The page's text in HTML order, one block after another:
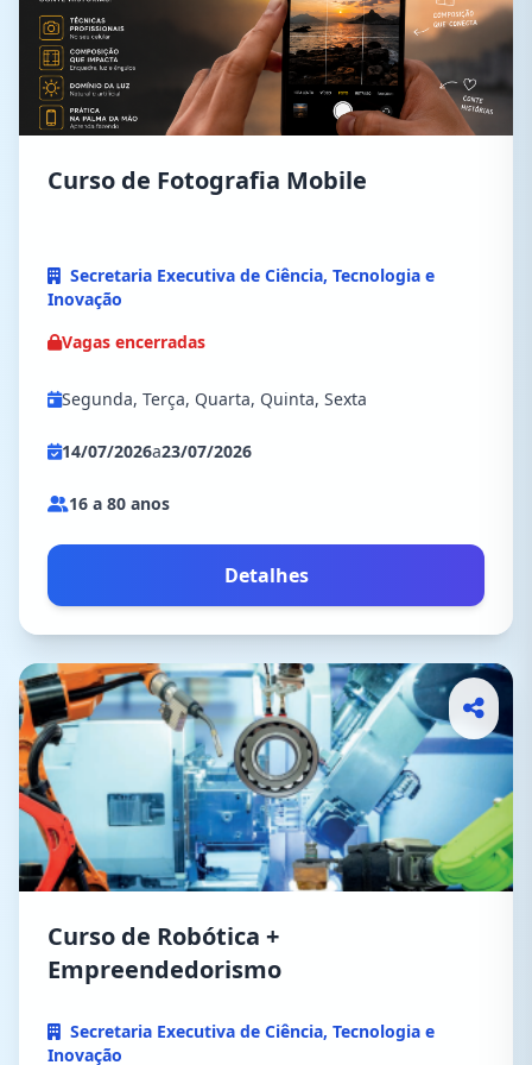
Curso de Fotografia Mobile
Secretaria Executiva de Ciência, Tecnologia e
Inovação
Vagas encerradas
Segunda, Terça, Quarta, Quinta, Sexta
14/07/2026a23/07/2026
16 a 80 anos
Detalhes
Curso de Robótica +
Empreendedorismo
Secretaria Executiva de Ciência, Tecnologia e
Inovação